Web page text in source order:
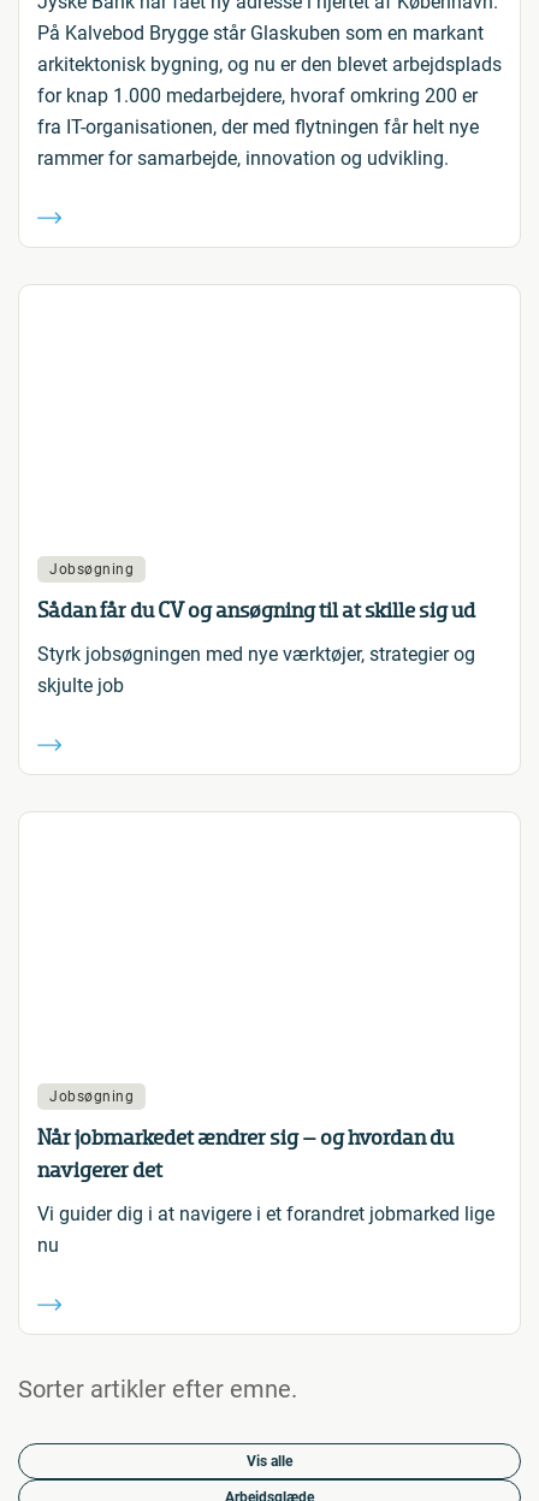
På Kalvebod Brygge står Glaskuben som en markant
arkitektonisk bygning, og nu er den blevet arbejdsplads
for knap 1.000 medarbejdere, hvoraf omkring 200 er
fra IT-organisationen, der med flytningen får helt nye
rammer for samarbejde, innovation og udvikling.
Jobsøgning
Sådan får du CV og ansøgning til at skille sig ud
Styrk jobsøgningen med nye værktøjer, strategier og
skjulte job
Jobsøgning
Når jobmarkedet ændrer sig – og hvordan du
navigerer det
Vi guider dig i at navigere i et forandret jobmarked lige
nu
Sorter artikler efter emne.
Vis alle
Arbejdsglæde